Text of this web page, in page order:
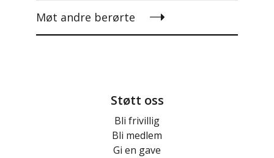
Møt andre berørte
Støtt oss
Bli frivillig
Bli medlem
Gi en gave